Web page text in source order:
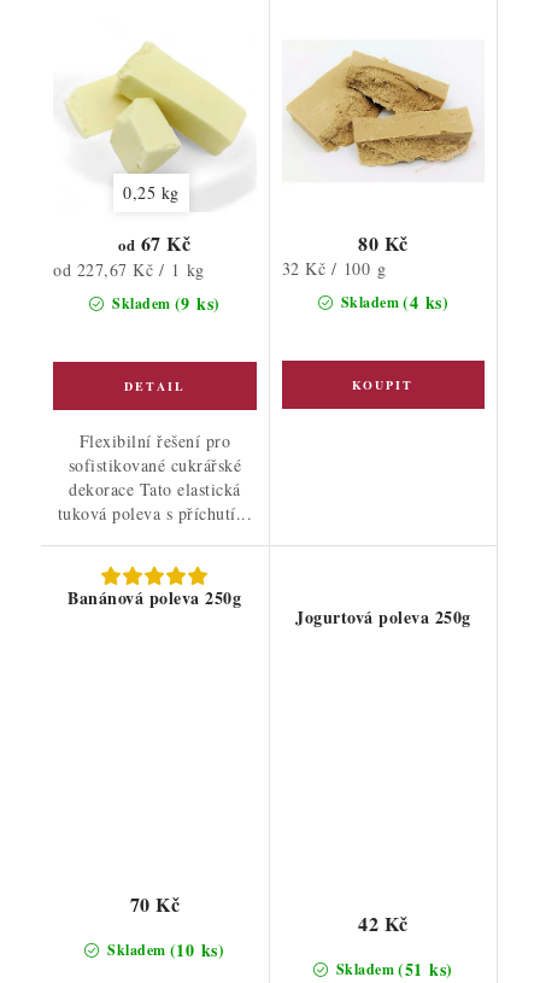
0,25 kg
Skladem (9 ks)
od 67 Kč
Měrná
od 227,67 Kč / 1 kg
Flexibilní řešení pro
sofistikované cukrářské
dekorace Tato elastická
tuková poleva s příchutí...
Skladem(4 ks)
80 Kč
Měrná
32 Kč / 100 g
Banánová poleva 250g
Skladem (10 ks)
70 Kč
Jogurtová poleva 250g
Skladem(51 ks)
42 Kč